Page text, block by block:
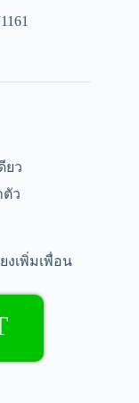
ยว
ว
งเพิ่มเพื่อน